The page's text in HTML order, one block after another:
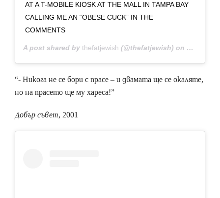
AT A T-MOBILE KIOSK AT THE MALL IN TAMPA BAY
CALLING ME AN “OBESE CUCK” IN THE
COMMENTS
A post shared by thefatjewish (@thefatjewish) on Oct 5,
“- Никога не се бори с прасе – и двамата ще се окаляте,
но на прасето ще му хареса!”
Добър съвет, 2001